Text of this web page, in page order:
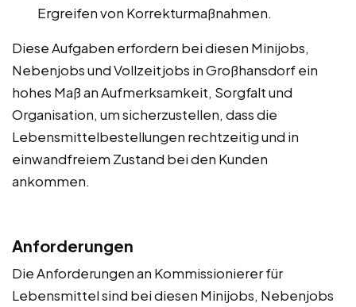
Ergreifen von Korrekturmaßnahmen.
Diese Aufgaben erfordern bei diesen Minijobs,
Nebenjobs und Vollzeitjobs in Großhansdorf ein
hohes Maß an Aufmerksamkeit, Sorgfalt und
Organisation, um sicherzustellen, dass die
Lebensmittelbestellungen rechtzeitig und in
einwandfreiem Zustand bei den Kunden
ankommen.
Anforderungen
Die Anforderungen an Kommissionierer für
Lebensmittel sind bei diesen Minijobs, Nebenjobs